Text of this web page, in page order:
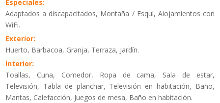
Especiales:
Adaptados a discapacitados, Montaña / Esquí, Alojamientos con
WiFi.
Exterior:
Huerto, Barbacoa, Granja, Terraza, Jardín.
Interior:
Toallas, Cuna, Comedor, Ropa de cama, Sala de estar,
Televisión, Tabla de planchar, Televisión en habitación, Baño,
Mantas, Calefacción, Juegos de mesa, Baño en habitación.